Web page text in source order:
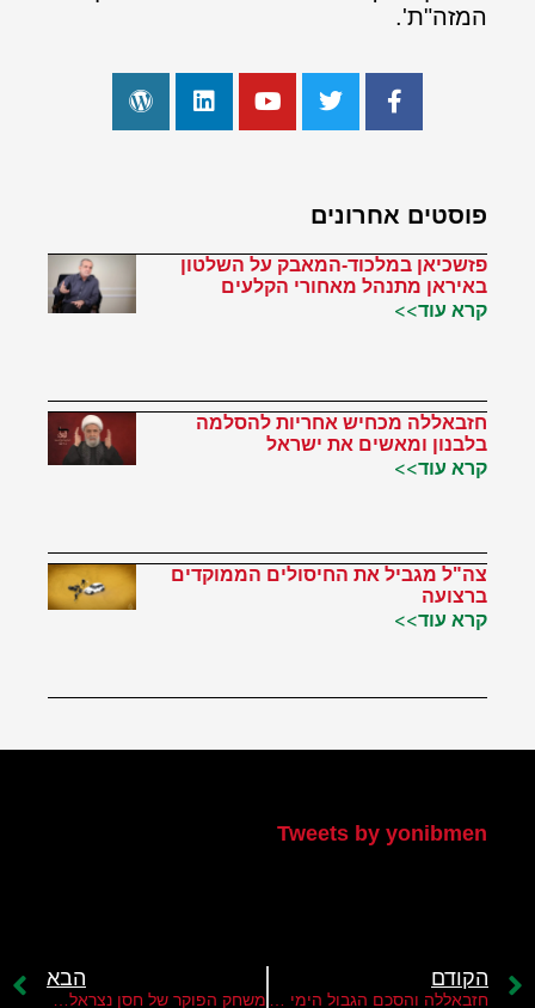
המזה"ת'.
פוסטים אחרונים
פזשכיאן במלכוד-המאבק על השלטון
באיראן מתנהל מאחורי הקלעים
קרא עוד>>
חזבאללה מכחיש אחריות להסלמה
בלבנון ומאשים את ישראל
קרא עוד>>
צה"ל מגביל את החיסולים הממוקדים
ברצועה
קרא עוד>>
Tweets by yonibmen
הקודם
חזבאללה והסכם הגבול הימי בין ישראל ללבנון
הבא
משחק הפוקר של חסן נצראללה מול ישראל